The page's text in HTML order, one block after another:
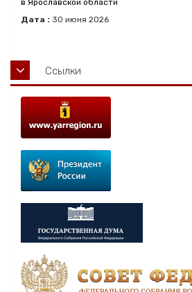
Дата : 30 июня 2026
Ссылки